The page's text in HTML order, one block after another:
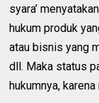
syara’
hukum produk
atau bisnis yang
dll. Maka status
hukumnya,